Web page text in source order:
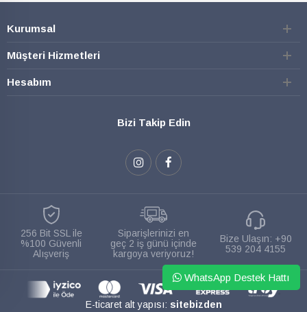
Kurumsal
Müşteri Hizmetleri
Hesabım
Bizi Takip Edin
256 Bit SSL ile
%100 Güvenli
Alışveriş
Siparişlerinizi en
geç 2 iş günü içinde
kargoya veriyoruz!
Bize Ulaşın: +90
539 204 4155
E-ticaret alt yapısı: sitebizden
WhatsApp Destek Hattı